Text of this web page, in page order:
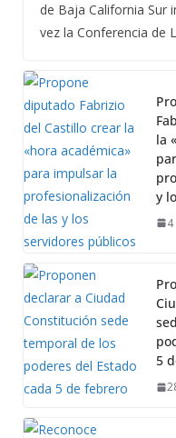
de Baja California Sur
vez la Conferencia de
la
y
5